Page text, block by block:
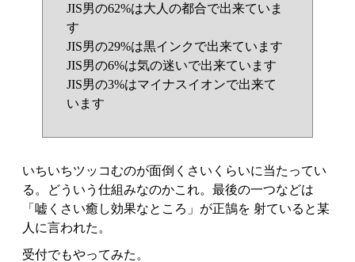
JIS男の62%は大人の都合で出来ていま
す
JIS男の29%は黒インクで出来ています
JIS男の6%は気の迷いで出来ています
JIS男の3%はマイナスイオンで出来て
います
いちいちツッコむのが面倒くさいくらいに当たってい
る。どういう仕組みなのかこれ。最後の一つなどは
「嘘くさい癒し効果なところ」が正鵠を 射ていると某
人に言われた。
受付でもやってみた。